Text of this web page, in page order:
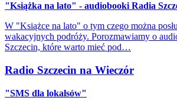
"Książka na lato" - audiobooki Radia
W "Książce na lato" o tym czego można
wakacyjnych podróży. Porozmawiamy o
Szczecin, które warto mieć pod…
Radio Szczecin na Wieczór
"SMS dla lokalsów"